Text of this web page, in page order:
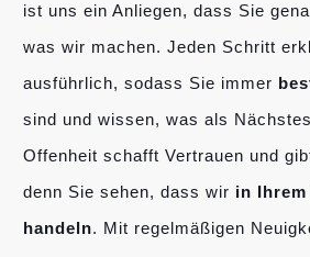
ist uns ein Anliegen, dass Sie
was wir machen. Jeden Schritt
ausführlich, sodass Sie immer
sind und wissen, was als
Offenheit schafft Vertrauen und
denn Sie sehen, dass wir in
handeln. Mit regelmäßigen